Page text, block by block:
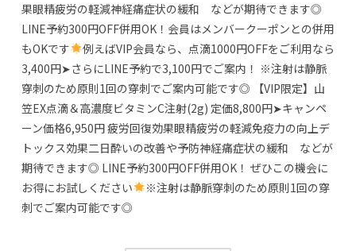
果眼精疲労の軽減神経痛症状の緩和 などが期待できます◎
LINE予約300円OFF併用OK！会員はメンバークーポンとの併用
もOKです
例えばVIP会員なら、点滴1000円OFFをご利用なら
3,400円➤さらにLINE予約で3,100円でご案内！ ※注射は静脈
穿刺のため原則1回の穿刺でご案内可能です◎ 【VIP限定】山
笠EX点滴＆高濃度ビタミンC注射(2g) 定価8,800円➤キャンペ
ーン価格6,950円 疲労回復効果眼精疲労の軽減免疫力の向上デ
トックス効果二日酔いの改善や予防神経痛症状の緩和 などが
期待できます◎ LINE予約300円OFF併用OK！ ぜひこの機会に
お得にお試しください
※注射は静脈穿刺のため原則1回の穿
刺でご案内可能です◎